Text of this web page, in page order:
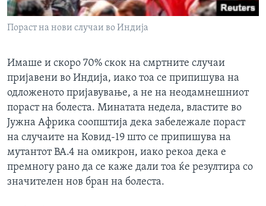
Пораст на нови случаи во Индија
Имаше и скоро 70% скок на смртните случаи
пријавени во Индија, иако тоа се припишува на
одложеното пријавување, а не на неодамнешниот
пораст на болеста. Минатата недела, властите во
Јужна Африка соопштија дека забележале пораст
на случаите на Ковид-19 што се припишува на
мутантот BA.4 на омикрон, иако рекоа дека е
премногу рано да се каже дали тоа ќе резултира со
значителен нов бран на болеста.